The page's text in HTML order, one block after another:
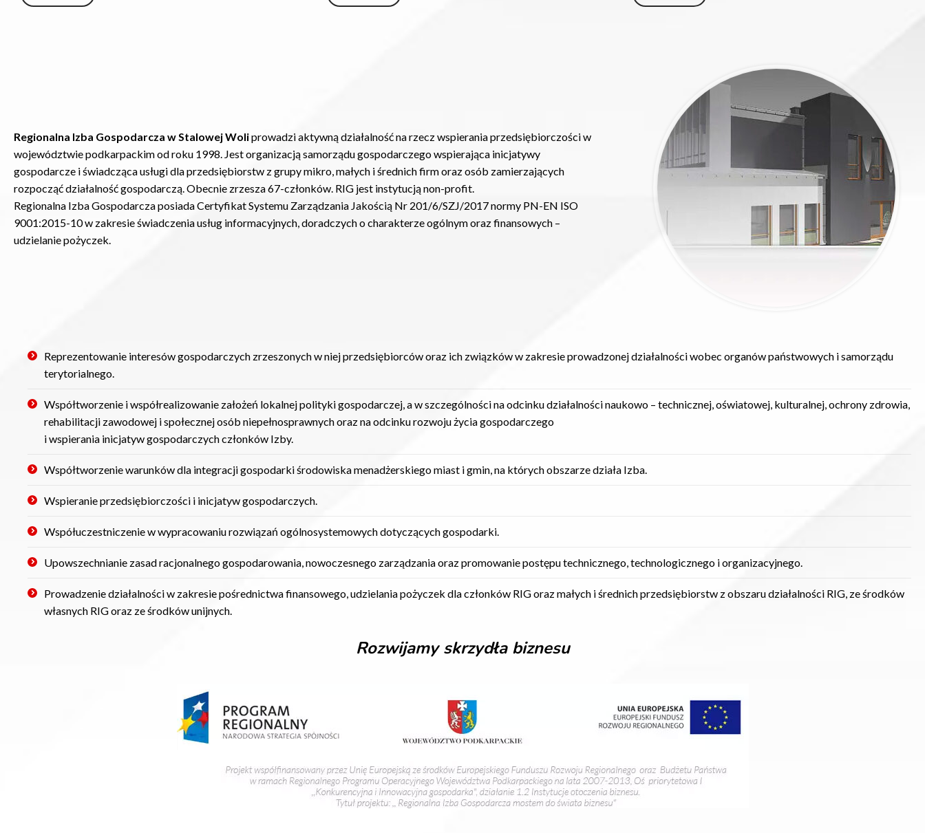
Regionalna Izba Gospodarcza w Stalowej Woliprowadzi aktywną działalność na rzecz wspierania przedsiębiorczości w
województwie podkarpackim od roku 1998. Jest organizacją samorządu gospodarczego wspierająca inicjatywy
gospodarcze i świadcząca usługi dla przedsiębiorstw z grupy mikro, małych i średnich firm oraz osób zamierzających
rozpocząć działalność gospodarczą. Obecnie zrzesza 67-członków. RIG jest instytucją non-profit.
Regionalna Izba Gospodarcza posiada Certyfikat Systemu Zarządzania Jakością Nr 201/6/SZJ/2017 normy PN-EN ISO
9001:2015-10 w zakresie świadczenia usług informacyjnych, doradczych o charakterze ogólnym oraz finansowych –
udzielanie pożyczek.
Reprezentowanie interesów gospodarczych zrzeszonych w niej przedsiębiorców oraz ich związków w zakresie prowadzonej działalności wobec organów państwowych i samorządu
terytorialnego.
Współtworzenie i współrealizowanie założeń lokalnej polityki gospodarczej, a w szczególności na odcinku działalności naukowo – technicznej, oświatowej, kulturalnej, ochrony zdrowia,
rehabilitacji zawodowej i społecznej osób niepełnosprawnych oraz na odcinku rozwoju życia gospodarczego
i wspierania inicjatyw gospodarczych członków Izby.
Współtworzenie warunków dla integracji gospodarki środowiska menadżerskiego miast i gmin, na których obszarze działa Izba.
Wspieranie przedsiębiorczości i inicjatyw gospodarczych.
Współuczestniczenie w wypracowaniu rozwiązań ogólnosystemowych dotyczących gospodarki.
Upowszechnianie zasad racjonalnego gospodarowania, nowoczesnego zarządzania oraz promowanie postępu technicznego, technologicznego i organizacyjnego.
Prowadzenie działalności w zakresie pośrednictwa finansowego, udzielania pożyczek dla członków RIG oraz małych i średnich przedsiębiorstw z obszaru działalności RIG, ze środków
własnych RIG oraz ze środków unijnych.
Rozwijamy skrzydła biznesu